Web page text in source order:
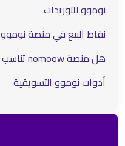
نوموو للتوريدات
نقاط البيع في منصة نوموو
هل منصة nomoow تناسب الأسر المنتجة؟
أدوات نوموو التسويقية